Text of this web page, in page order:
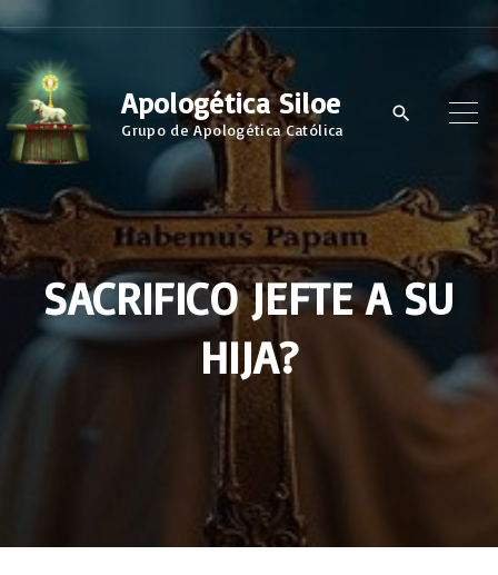
S
p
c
o
Apologética Siloe
Grupo de Apologética Católica
SACRIFICO JEFTE A SU
HIJA?